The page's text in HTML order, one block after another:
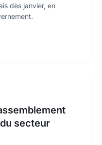
dès janvier, en
secteur